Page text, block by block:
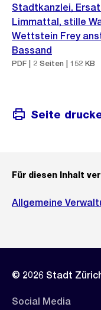
Stadtkanzlei,
Limmattal, stille
Wettstein Frey
Bassand
PDF | 2 Seiten | 152 KB
Seite
Für diesen Inhalt
Allgemeine
© 2026 Stadt
Social Media